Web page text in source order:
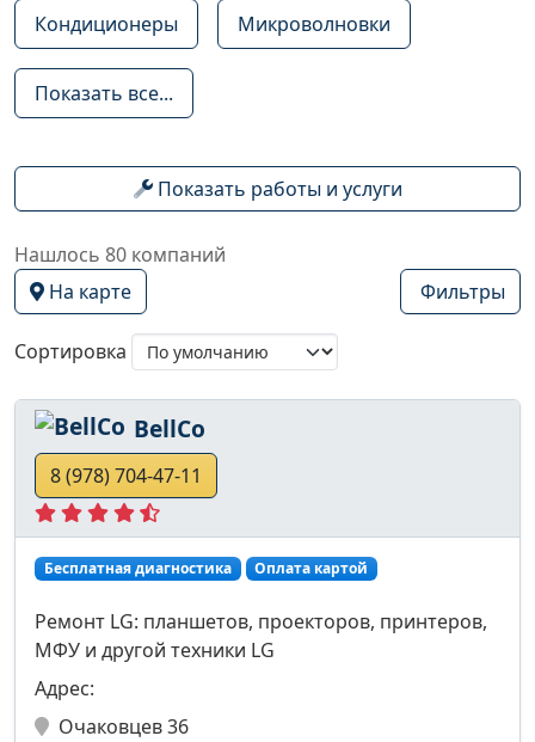
Кондиционеры Микроволновки
Показать все...
Показать работы и услуги
Нашлось 80 компаний
На карте
Фильтры
Сортировка
BellCo
8 (978) 704-47-11
Бесплатная диагностика Оплата картой
Ремонт LG: планшетов, проекторов, принтеров,
МФУ и другой техники LG
Адрес:
Очаковцев 36